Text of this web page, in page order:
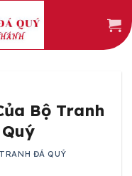
Bộ Tranh
TRANH ĐÁ QUÝ